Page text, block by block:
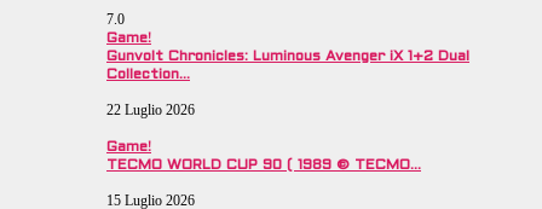
7.0
Game!
Gunvolt Chronicles: Luminous Avenger iX 1+2 Dual
Collection…
22 Luglio 2026
Game!
TECMO WORLD CUP 90 ( 1989 © TECMO…
15 Luglio 2026